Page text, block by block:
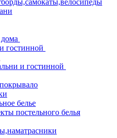
гостинной
и гостинной
белье
постельного белья